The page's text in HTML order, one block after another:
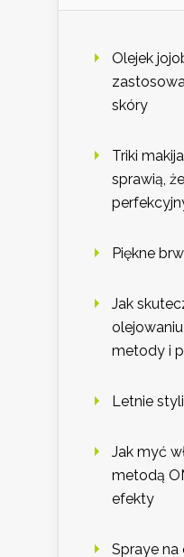
Olejek
skóry
Triki
sprawią,
Piękne
Jak
metody i
Letnie
Jak myć
metodą
efekty
Spraye na